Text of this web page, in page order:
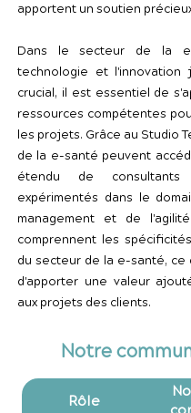
apportent un soutien
Dans le secteur de la
technologie et l'innovation
crucial, il est essentiel de
ressources compétentes
les projets. Grâce au Studio
de la e-santé peuvent
étendu de
expérimentés dans le
management et de
comprennent les
du secteur de la e-santé, ce
d'apporter une valeur
aux projets des clients.
Notre
Rôle